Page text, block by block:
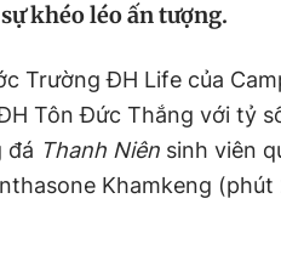
khéo léo ấn tượng.
Trường ĐH Life của
Tôn Đức Thắng với tỷ
đá Thanh Niên sinh viên
Khamkeng (phút